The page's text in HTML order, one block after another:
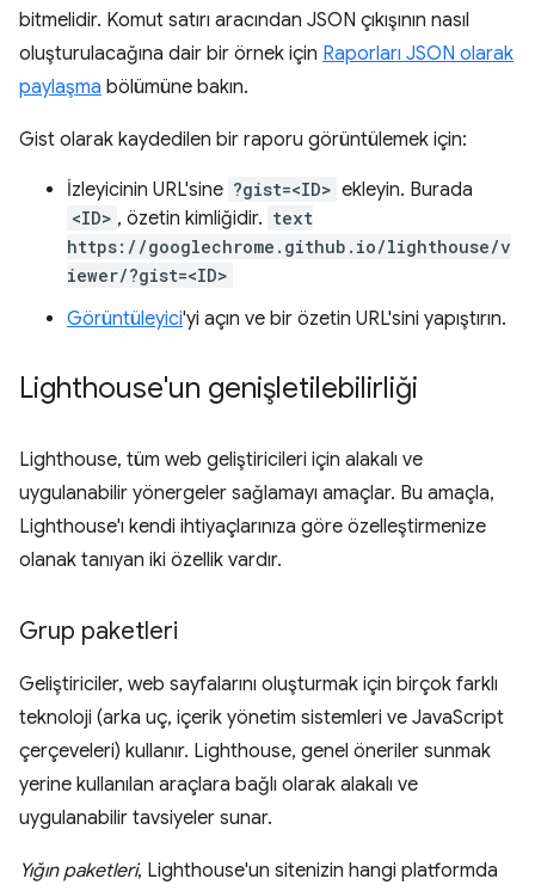
bitmelidir. Komut satırı aracından JSON çıkışının nasıl
oluşturulacağına dair bir örnek için Raporları JSON olarak
paylaşma bölümüne bakın.
Gist olarak kaydedilen bir raporu görüntülemek için:
İzleyicinin URL'sine ?gist=<ID> ekleyin. Burada
<ID> , özetin kimliğidir. text
https://googlechrome.github.io/lighthouse/v
iewer/?gist=<ID>
Görüntüleyici'yi açın ve bir özetin URL'sini yapıştırın.
Lighthouse'un genişletilebilirliği
Lighthouse, tüm web geliştiricileri için alakalı ve
uygulanabilir yönergeler sağlamayı amaçlar. Bu amaçla,
Lighthouse'ı kendi ihtiyaçlarınıza göre özelleştirmenize
olanak tanıyan iki özellik vardır.
Grup paketleri
Geliştiriciler, web sayfalarını oluşturmak için birçok farklı
teknoloji (arka uç, içerik yönetim sistemleri ve JavaScript
çerçeveleri) kullanır. Lighthouse, genel öneriler sunmak
yerine kullanılan araçlara bağlı olarak alakalı ve
uygulanabilir tavsiyeler sunar.
Yığın paketleri, Lighthouse'un sitenizin hangi platformda